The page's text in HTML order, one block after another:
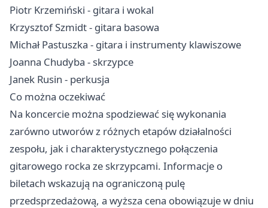
Piotr Krzemiński - gitara i wokal
Krzysztof Szmidt - gitara basowa
Michał Pastuszka - gitara i instrumenty klawiszowe
Joanna Chudyba - skrzypce
Janek Rusin - perkusja
Co można oczekiwać
Na koncercie można spodziewać się wykonania
zarówno utworów z różnych etapów działalności
zespołu, jak i charakterystycznego połączenia
gitarowego rocka ze skrzypcami. Informacje o
biletach wskazują na ograniczoną pulę
przedsprzedażową, a wyższa cena obowiązuje w dniu